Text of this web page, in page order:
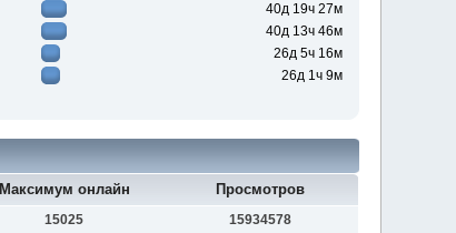
40д 19ч 27м
40д 13ч 46м
26д 5ч 16м
26д 1ч 9м
Максимум онлайн Просмотров
15025
15934578